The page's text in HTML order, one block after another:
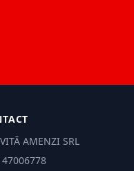
AMENZI SRL
47006778